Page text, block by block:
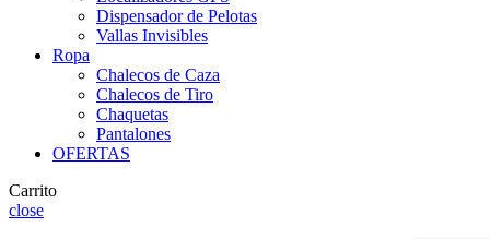
Dispensador de Pelotas
Vallas Invisibles
Ropa
Chalecos de Caza
Chalecos de Tiro
Chaquetas
Pantalones
OFERTAS
Carrito
close